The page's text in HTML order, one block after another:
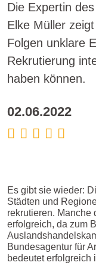
Die Expertin
Elke Müller
Folgen unklare
Rekrutierung
haben können.
02.06.2022
Es gibt sie wieder:
Städten und
rekrutieren. Manche
erfolgreich, da zum
Bundesagentur für
bedeutet erfolgreich